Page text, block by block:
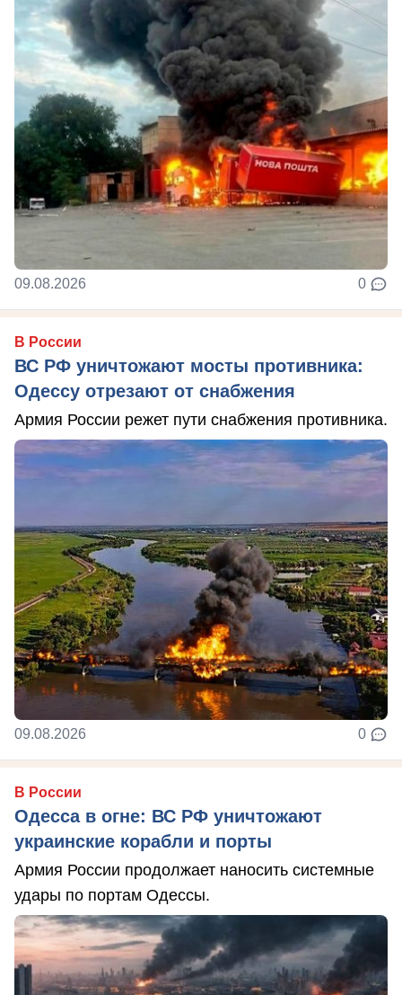
09.08.2026 0
В России
ВС РФ уничтожают мосты противника:
Одессу отрезают от снабжения
Армия России режет пути снабжения противника.
09.08.2026 0
В России
Одесса в огне: ВС РФ уничтожают
украинские корабли и порты
Армия России продолжает наносить системные
удары по портам Одессы.